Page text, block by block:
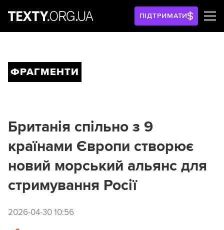
ПІДТРИМАТИ
ФРАГМЕНТИ
Британія спільно з 9
країнами Європи створює
новий морський альянс для
стримування Росії
2026-04-30 10:56